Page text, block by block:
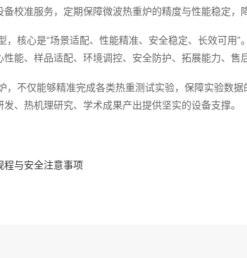
校准服务，定期保障微波热重炉的精度与性能稳定，
，核心是“场景适配、性能精准、安全稳定、长效可用
能、样品适配、环境调控、安全防护、拓展能力、售
，不仅能够精准完成各类热重测试实验，保障实验数
、热机理研究、学术成果产出提供坚实的设备支撑。
程与安全注意事项